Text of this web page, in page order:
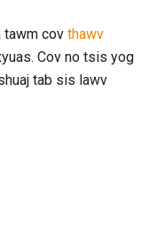
tawm cov thawv
Cov no tsis yog
tab sis lawv